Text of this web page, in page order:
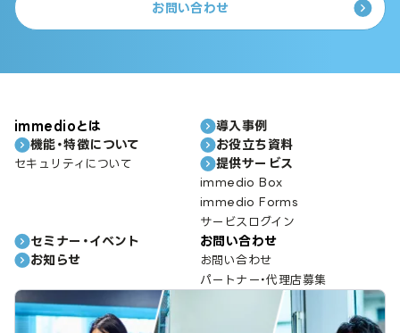
お問い合わせ
immedioとは
機能・特徴について
セキュリティについて
導入事例
お役立ち資料
提供サービス
immedio Box
immedio Forms
サービスログイン
セミナー・イベント
お知らせ
お問い合わせ
お問い合わせ
パートナー・代理店募集